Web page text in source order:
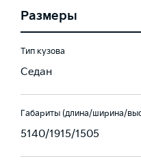
Размеры
Тип кузова
Седан
Габариты (длина/ширина/
5140/1915/1505